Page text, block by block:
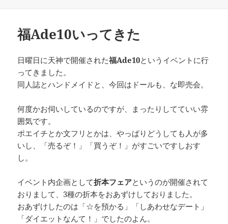
福Ade10いってきた
日曜日に天神で開催された福Ade10というイベントに行
ってきました。
同人誌とハンドメイドと、今回はドールも、な即売会。
何度かお伺いしているのですが、まったりしてていい雰
囲気です。
ポエイチとか文フリとかは、やっぱりどうしても人が多
いし、「売るぞ！」「買うぞ！」がすごいですしおす
し。
イベント内企画として折本フェアというのが開催されて
おりまして、3種の折本をおあずけしておりました。
おあずけしたのは「☆を預かる」「しあわせなデート」
「ダイエットなんて！」でしたのよん。